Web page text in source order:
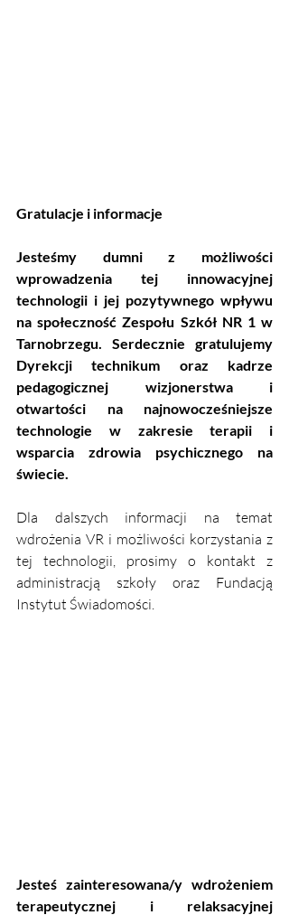
Gratulacje i informacje
Jesteśmy dumni z możliwości
wprowadzenia tej innowacyjnej
technologii i jej pozytywnego wpływu
na społeczność Zespołu Szkół NR 1 w
Tarnobrzegu. Serdecznie gratulujemy
Dyrekcji technikum oraz kadrze
pedagogicznej wizjonerstwa i
otwartości na najnowocześniejsze
technologie w zakresie terapii i
wsparcia zdrowia psychicznego na
świecie.
Dla dalszych informacji na temat
wdrożenia VR i możliwości korzystania z
tej technologii, prosimy o kontakt z
administracją szkoły oraz Fundacją
Instytut Świadomości.
Jesteś zainteresowana/y wdrożeniem
terapeutycznej i relaksacyjnej